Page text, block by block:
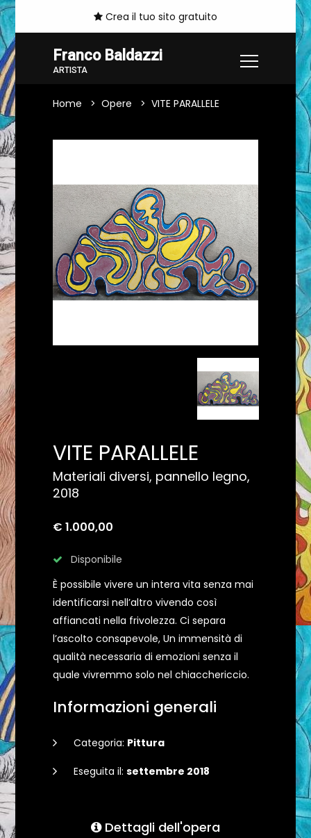
Crea il tuo sito gratuito
Franco Baldazzi
ARTISTA
Home Opere VITE PARALLELE
VITE PARALLELE
Materiali diversi, pannello legno,
2018
€ 1.000,00
Disponibile
È possibile vivere un intera vita senza mai
identificarsi nell’altro vivendo così
affiancati nella frivolezza. Ci separa
l’ascolto consapevole, Un immensità di
qualità necessaria di emozioni senza il
quale vivremmo solo nel chiacchericcio.
Informazioni generali
Categoria: Pittura
Eseguita il: settembre 2018
Dettagli dell'opera